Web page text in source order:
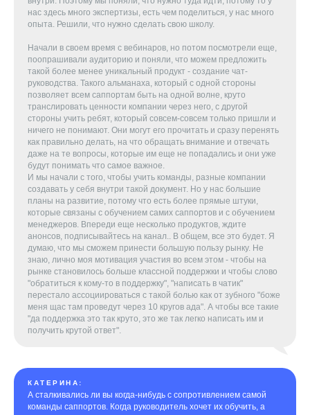
нас здесь много экспертизы, есть чем поделиться, у нас много
опыта. Решили, что нужно сделать свою школу.
Начали в своем время с вебинаров, но потом посмотрели еще,
поопрашивали аудиторию и поняли, что можем предложить
такой более менее уникальный продукт - создание чат-
руководства. Такого альманаха, который с одной стороны
позволяет всем саппортам быть на одной волне, круто
транслировать ценности компании через него, с другой
стороны учить ребят, который совсем-совсем только пришли и
ничего не понимают. Они могут его прочитать и сразу перенять
как правильно делать, на что обращать внимание и отвечать
даже на те вопросы, которые им еще не попадались и они уже
будут понимать что самое важное.
И мы начали с того, чтобы учить команды, разные компании
создавать у себя внутри такой документ. Но у нас большие
планы на развитие, потому что есть более прямые штуки,
которые связаны с обучением самих саппортов и с обучением
менеджеров. Впереди еще несколько продуктов, ждите
анонсов, подписывайтесь на канал.. В общем, все это будет. Я
думаю, что мы сможем принести большую пользу рынку. Не
знаю, лично моя мотивация участия во всем этом - чтобы на
рынке становилось больше классной поддержки и чтобы слово
"обратиться к кому-то в поддержку", "написать в чатик"
перестало ассоциироваться с такой болью как от зубного "боже
меня щас там проведут через 10 кругов ада". А чтобы все такие
"да поддержка это так круто, это же так легко написать им и
получить крутой ответ".
КАТЕРИНА:
А сталкивались ли вы когда-нибудь с сопротивлением самой
команды саппортов. Когда руководитель хочет их обучить, а